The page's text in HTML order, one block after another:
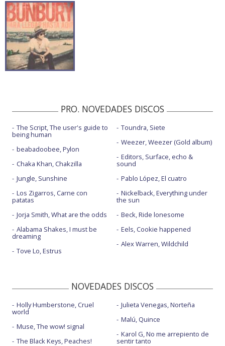
PRO. NOVEDADES DISCOS
The Script, The user's guide to
being human
beabadoobee, Pylon
Chaka Khan, Chakzilla
Jungle, Sunshine
Los Zigarros, Carne con
patatas
Jorja Smith, What are the odds
Alabama Shakes, I must be
dreaming
Tove Lo, Estrus
Toundra, Siete
Weezer, Weezer (Gold album)
Editors, Surface, echo &
sound
Pablo López, El cuatro
Nickelback, Everything under
the sun
Beck, Ride lonesome
Eels, Cookie happened
Alex Warren, Wildchild
NOVEDADES DISCOS
Holly Humberstone, Cruel
world
Muse, The wow! signal
The Black Keys, Peaches!
Julieta Venegas, Norteña
Malú, Quince
Karol G, No me arrepiento de
sentir tanto